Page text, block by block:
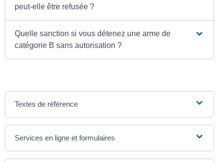
peut-elle être refusée ?
Quelle sanction si vous détenez une arme de
catégorie B sans autorisation ?
Textes de référence
Services en ligne et formulaires